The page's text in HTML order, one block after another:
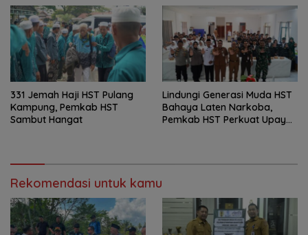
331 Jemah Haji HST Pulang
Kampung, Pemkab HST
Sambut Hangat
Lindungi Generasi Muda HST
Bahaya Laten Narkoba,
Pemkab HST Perkuat Upaya
Rekomendasi untuk kamu